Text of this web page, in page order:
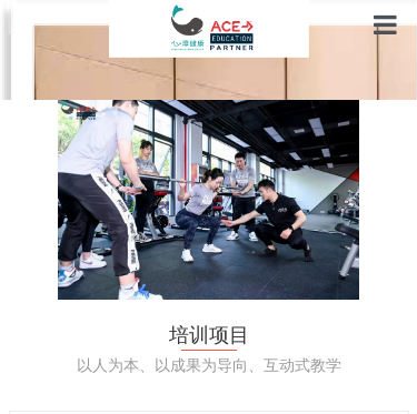
培训项目
以人为本、以成果为导向、互动式教学